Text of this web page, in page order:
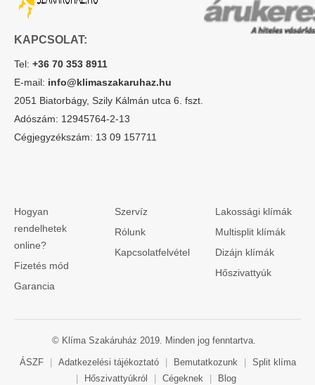
KAPCSOLAT:
Tel: +36 70 353 8911
E-mail: info@klimaszakaruhaz.hu
2051 Biatorbágy, Szily Kálmán utca 6. fszt.
Adószám: 12945764-2-13
Cégjegyzékszám: 13 09 157711
Hogyan
rendelhetek
online?
Fizetés mód
Garancia
Szervíz
Rólunk
Kapcsolatfelvétel
Lakossági klímák
Multisplit klímák
Dizájn klímák
Hőszivattyúk
© Klíma Szakáruház 2019. Minden jog fenntartva.
ÁSZF | Adatkezelési tájékoztató | Bemutatkozunk |
Split klíma
|
Hőszivattyúkról | Cégeknek | Blog